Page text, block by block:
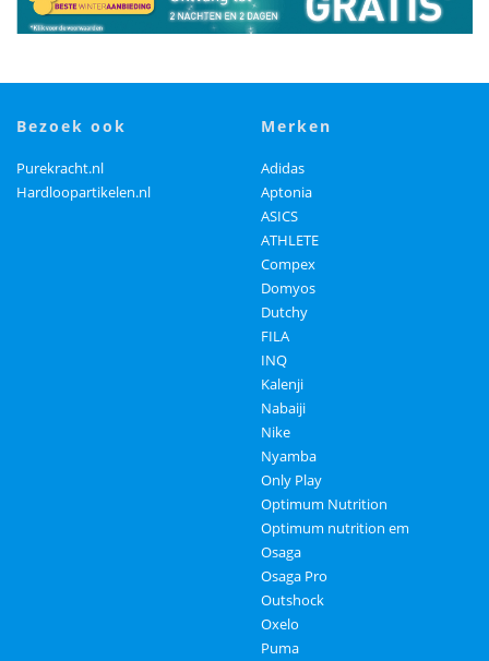
bezoek ook
Purekracht.nl
Hardloopartikelen.nl
merken
Adidas
Aptonia
ASICS
ATHLETE
Compex
Domyos
Dutchy
FILA
INQ
Kalenji
Nabaiji
Nike
Nyamba
Only Play
Optimum Nutrition
Optimum nutrition em
Osaga
Osaga Pro
Outshock
Oxelo
Puma